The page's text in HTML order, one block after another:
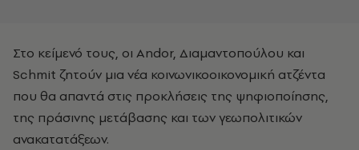
Στο κείμενό τους, οι Andor, Διαμαντοπούλου και
Schmit ζητούν μια νέα κοινωνικοοικονομική ατζέντα
που θα απαντά στις προκλήσεις της ψηφιοποίησης,
της πράσινης μετάβασης και των γεωπολιτικών
ανακατατάξεων.